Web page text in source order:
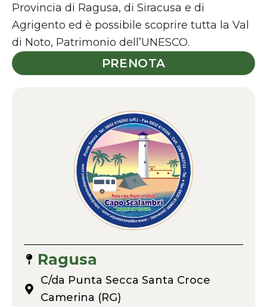
Provincia di Ragusa, di Siracusa e di
Agrigento ed è possibile scoprire tutta la Val
di Noto, Patrimonio dell’UNESCO.
PRENOTA
Ragusa
C/da Punta Secca Santa Croce
Camerina (RG)